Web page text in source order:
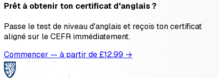
Prêt à obtenir ton certificat d'anglais ?
Passe le test de niveau d'anglais et reçois ton certificat
aligné sur le CEFR immédiatement.
Commencer — à partir de £12.99 →